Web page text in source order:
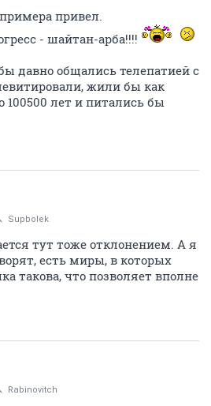
привел.
- шайтан-арба!!!!
давно общались телепатией с
жили бы как
100500 лет и питались бы
Supbolek
тут тоже отклонением. А я
есть миры, в которых
такова, что позволяет вполне
Rabinovitch